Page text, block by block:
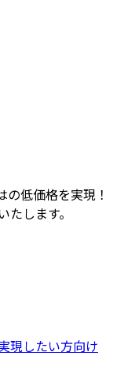
の低価格を実現！
します。
現したい方向け